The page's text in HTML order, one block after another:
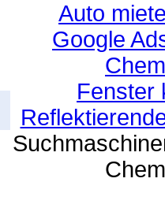
Auto
Google
Fenster